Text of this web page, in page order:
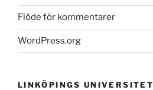
Flöde för kommentarer
WordPress.org
LINKÖPINGS UNIVERSITET